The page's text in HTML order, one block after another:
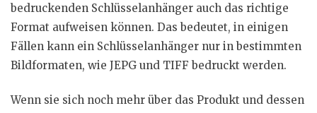
bedruckenden Schlüsselanhänger auch das richtige
Format aufweisen können. Das bedeutet, in einigen
Fällen kann ein Schlüsselanhänger nur in bestimmten
Bildformaten, wie JEPG und TIFF bedruckt werden.
Wenn sie sich noch mehr über das Produkt und dessen